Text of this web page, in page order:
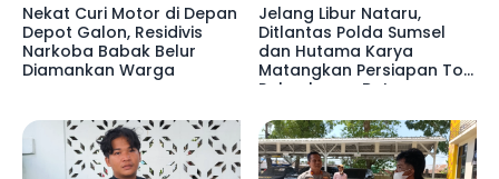
Nekat Curi Motor di Depan
Depot Galon, Residivis
Narkoba Babak Belur
Diamankan Warga
Jelang Libur Nataru,
Ditlantas Polda Sumsel
dan Hutama Karya
Matangkan Persiapan Tol
Palembang–Betung